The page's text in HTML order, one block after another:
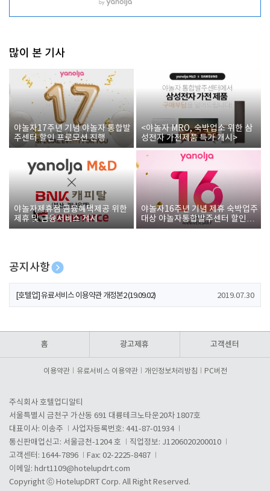
많이 본 기사
야놀자17주년 기념 야놀자 통합발
주센터 할인 프로모션 진행
<야놀자 MRO, 숙박업소 위한 삼
성전자 가전제품 특가 개시>
야놀자제휴점 금융혜택제공 위한
제휴 및 금융서비스 게시
야놀자16주년 기념 제휴 숙박업주
대상 야놀자통합발주센터 할인쿠
폰 증정
공지사항
[호텔업] 개인정보 처리방침 개정본1 (19.09.02)
[호텔업] 유료서비스 이용약관 개정본2 (19.09.02) 2019.07.30
홈 광고제휴 고객센터
이용약관 유료서비스 이용약관 개인정보처리방침 PC버전
주식회사 호텔업디알티
서울특별시 금천구 가산동 691 대륭테크노타운20차 1807호
대표이사: 이송주
사업자등록번호: 441-87-01934
통신판매업신고: 서울금천-1204 호
직업정보: J1206020200010
고객센터: 1644-7896
Fax: 02-2225-8487
이메일: hdrt1109@hotelupdrt.com
Copyright ⓒ HotelupDRT Corp. All Right Reserved.